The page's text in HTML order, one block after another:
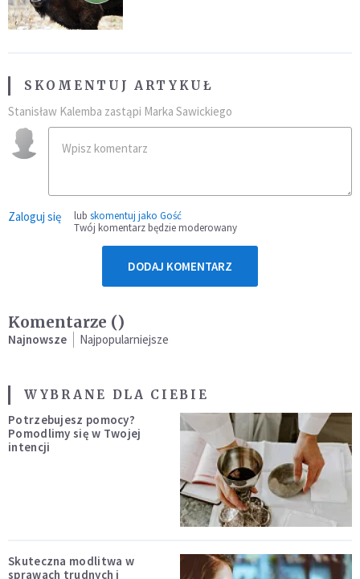
SKOMENTUJ ARTYKUŁ
Stanisław Kalemba zastąpi Marka Sawickiego
Zaloguj się lub skomentuj jako Gość
Twój komentarz będzie moderowany
DODAJ KOMENTARZ
Komentarze ()
Najnowsze Najpopularniejsze
WYBRANE DLA CIEBIE
Potrzebujesz pomocy?
Pomodlimy się w Twojej
intencji
Skuteczna modlitwa w
sprawach trudnych i